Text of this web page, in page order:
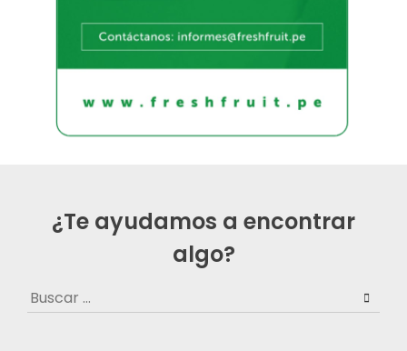
¿Te ayudamos a encontrar
algo?
Buscar: